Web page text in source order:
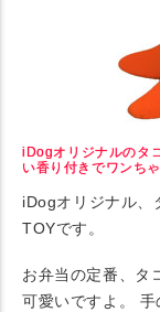
iDogオリジナルのタ
い香り付きでワンちゃ
iDogオリジナル、
TOYです。
お弁当の定番、タ
可愛いですよ。